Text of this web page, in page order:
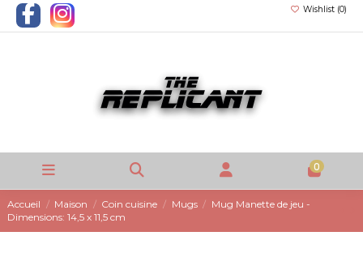
Wishlist (0)
0
Accueil Maison Coin cuisine Mugs
Mug Manette de jeu -
Dimensions: 14,5 x 11,5 cm